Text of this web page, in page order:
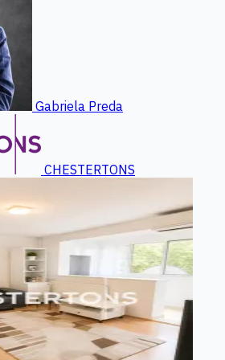
Gabriela Preda
CHESTERTONS